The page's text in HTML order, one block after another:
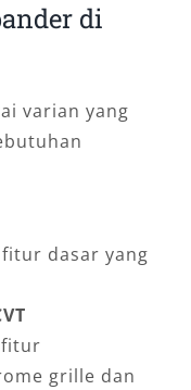
di
varian yang
dasar yang
fitur
grille dan